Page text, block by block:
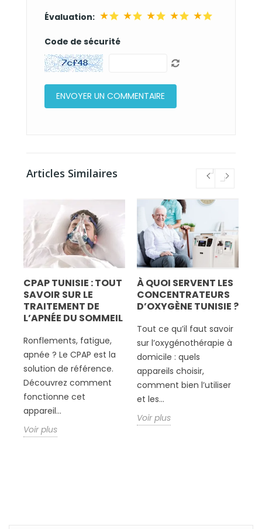
Évaluation: ★ ★ ★ ★ ★
Code de sécurité
Articles Similaires
CPAP TUNISIE : TOUT
SAVOIR SUR LE
TRAITEMENT DE
L’APNÉE DU SOMMEIL
Ronflements, fatigue,
apnée ? Le CPAP est la
solution de référence.
Découvrez comment
fonctionne cet
appareil...
Voir plus
À QUOI SERVENT LES
CONCENTRATEURS
D’OXYGÈNE TUNISIE ?
Tout ce qu’il faut savoir
sur l’oxygénothérapie à
domicile : quels
appareils choisir,
comment bien l’utiliser
et les...
Voir plus